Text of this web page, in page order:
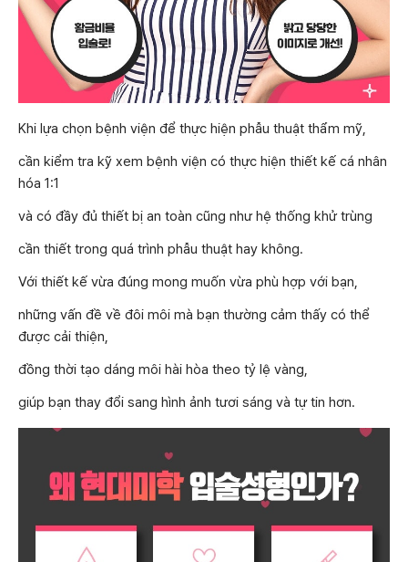
Khi lựa chọn bệnh viện để thực hiện phẫu thuật thẩm mỹ,
cần kiểm tra kỹ xem bệnh viện có thực hiện thiết kế cá nhân
hóa 1:1
và có đầy đủ thiết bị an toàn cũng như hệ thống khử trùng
cần thiết trong quá trình phẫu thuật hay không.
Với thiết kế vừa đúng mong muốn vừa phù hợp với bạn,
những vấn đề về đôi môi mà bạn thường cảm thấy có thể
được cải thiện,
đồng thời tạo dáng môi hài hòa theo tỷ lệ vàng,
giúp bạn thay đổi sang hình ảnh tươi sáng và tự tin hơn.